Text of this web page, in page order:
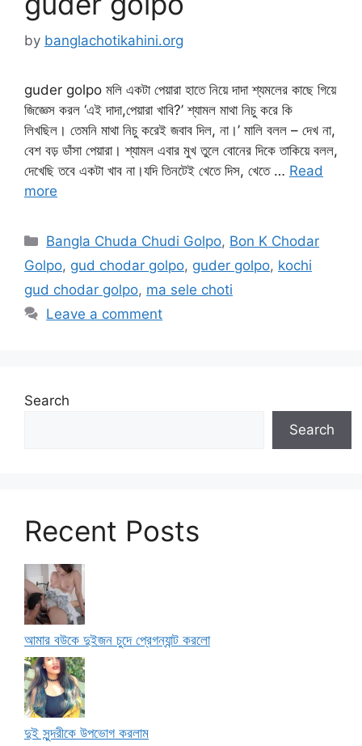
by banglachotikahini.org
guder golpo মলি একটা পেয়ারা হাতে নিয়ে দাদা শ্যমলের কাছে গিয়ে
জিজ্ঞেস করল‍ ‘এই দাদা,পেয়ারা খাবি?’ শ্যামল মাথা নিচু করে কি
লিখছিল। তেমনি মাথা নিচু করেই জবাব দিল, না।’ মালি বলল – দেখ না,
বেশ বড় ডাঁসা পেয়ারা। শ্যামল এবার মুখ তুলে বোনের দিকে তাকিয়ে বলল,
দেখেছি তবে একটা খাব না।যদি তিনটেই খেতে দিস, খেতে … Read
more
Categories
Bangla Chuda Chudi Golpo, Bon K Chodar
Golpo, gud chodar golpo, guder golpo, kochi
gud chodar golpo, ma sele choti
Leave a comment
Search
Search
Recent Posts
আমার বউকে দুইজন চুদে প্রেগন্যান্ট করলো
দুই সুন্দরীকে উপভোগ করলাম